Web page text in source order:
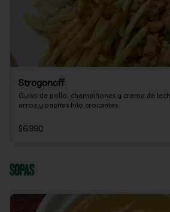
Strogonoff
Guiso de pollo, champiñones y crema de
arroz y papitas hilo crocantes
$6.990
Sopas